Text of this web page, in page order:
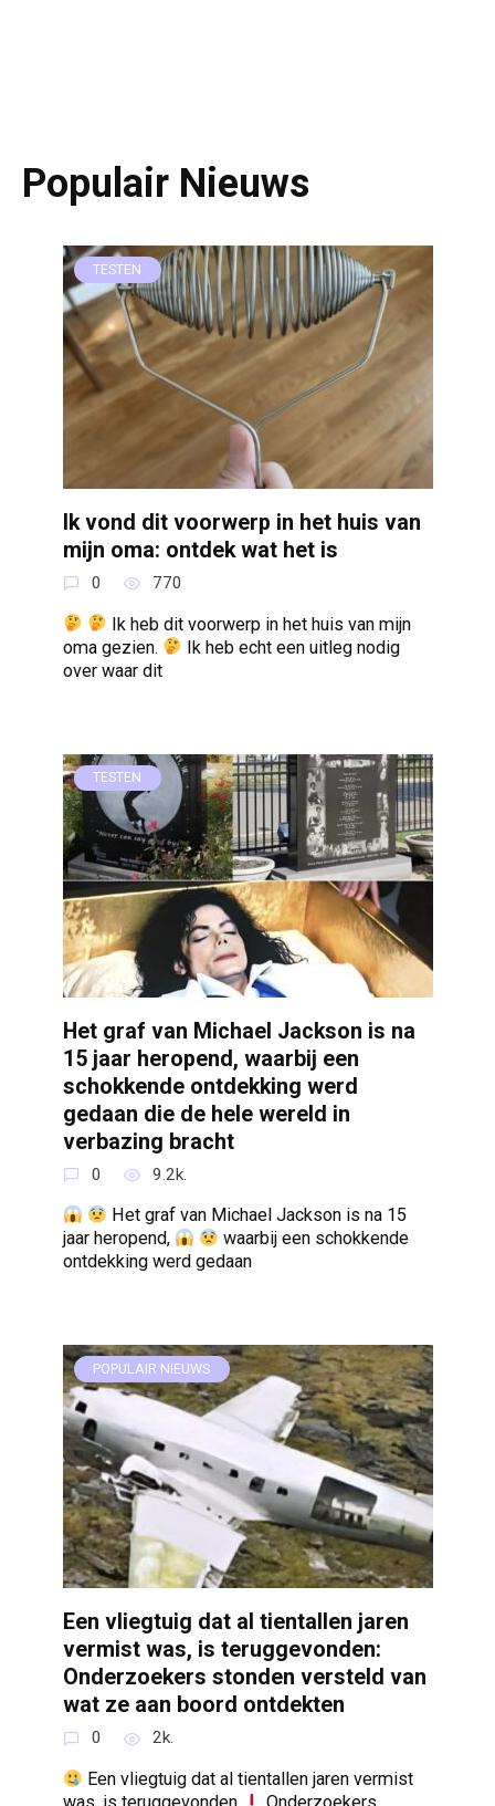
Populair Nieuws
TESTEN
Ik vond dit voorwerp in het huis van
mijn oma: ontdek wat het is
0 770
Ik heb dit voorwerp in het huis van mijn
oma gezien.
Ik heb echt een uitleg nodig
over waar dit
TESTEN
Het graf van Michael Jackson is na
15 jaar heropend, waarbij een
schokkende ontdekking werd
gedaan die de hele wereld in
verbazing bracht
0 9.2k.
Het graf van Michael Jackson is na 15
jaar heropend,
waarbij een schokkende
ontdekking werd gedaan
POPULAIR NIEUWS
Een vliegtuig dat al tientallen jaren
vermist was, is teruggevonden:
Onderzoekers stonden versteld van
wat ze aan boord ontdekten
0 2k.
Een vliegtuig dat al tientallen jaren vermist